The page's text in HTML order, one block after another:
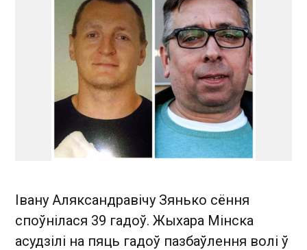
Івану Аляксандравічу Зянько сёння
споўнілася 39 гадоў. Жыхара Мінска
асудзілі на пяць гадоў пазбаўлення волі ў